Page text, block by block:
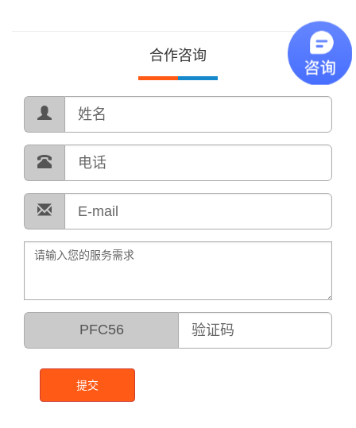
合作咨询
PFC56
提交